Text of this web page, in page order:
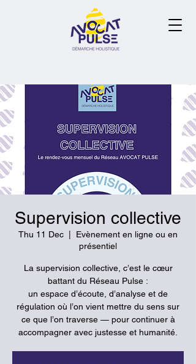
Supervision collective
Thu 11 Dec
Evènement en ligne ou en
présentiel
La supervision collective, c’est le cœur
battant du Réseau Pulse :
un espace d’écoute, d’analyse et de
régulation où l’on vient mettre du sens sur
ce que l’on traverse — pour continuer à
accompagner avec justesse et humanité.